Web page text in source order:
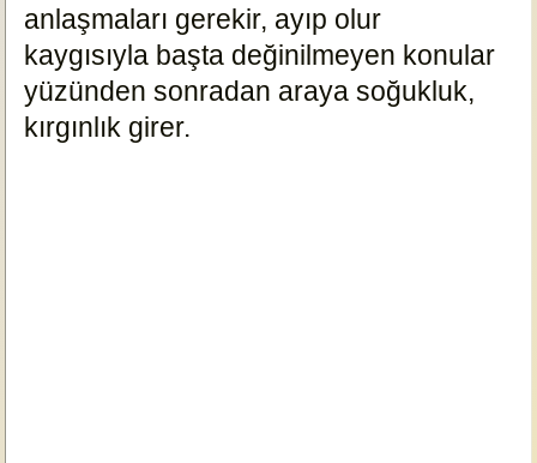
anlaşmaları gerekir, ayıp olur
kaygısıyla başta değinilmeyen konular
yüzünden sonradan araya soğukluk,
kırgınlık girer.